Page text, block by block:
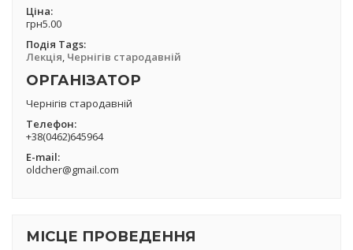
Ціна:
грн5.00
Подія Tags:
Лекція, Чернігів стародавній
ОРГАНІЗАТОР
Чернігів стародавній
Телефон:
+38(0462)645964
Е-mail:
oldcher@gmail.com
МІСЦЕ ПРОВЕДЕННЯ